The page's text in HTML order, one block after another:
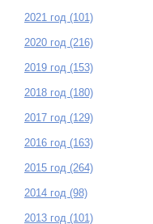
2021 год (101)
2020 год (216)
2019 год (153)
2018 год (180)
2017 год (129)
2016 год (163)
2015 год (264)
2014 год (98)
2013 год (101)